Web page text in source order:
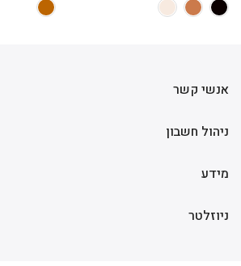
אנשי קשר
ניהול חשבון
מידע
ניוזלטר